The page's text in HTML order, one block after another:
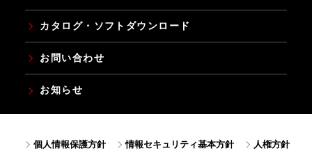
カタログ・ソフトダウンロード
お問い合わせ
お知らせ
個人情報保護方針 情報セキュリティ基本方針
人権方針